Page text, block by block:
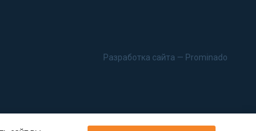
Разработка сайта — Prominado